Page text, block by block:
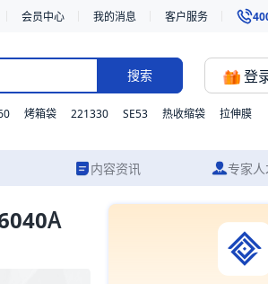
会员中心 我的消息 客户服务
搜索 登
烤箱袋 221330 SE53 热收缩袋 拉伸膜
内容资讯 专家
并提供从方案设计到成品交付的一站式食